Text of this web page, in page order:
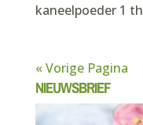
kaneelpoeder 1
« Vorige Pagina
NIEUWSBRIEF